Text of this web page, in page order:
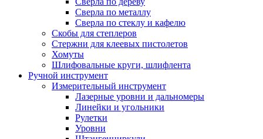
Сверла по металлу
Сверла по стеклу и кафелю
Скобы для степлеров
Стержни для клеевых пистолетов
Хомуты
Шлифовальные круги, шлифлента
Ручной инструмент
Измерительный инструмент
Лазерные уровни и дальномеры
Линейки и угольники
Рулетки
Уровни